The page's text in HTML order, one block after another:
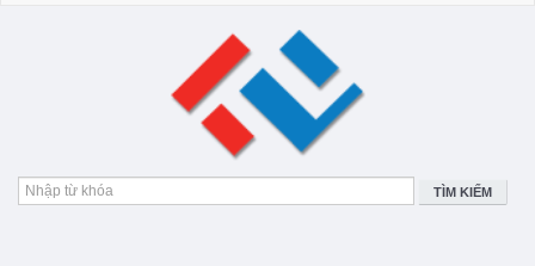
TÌM KIẾM